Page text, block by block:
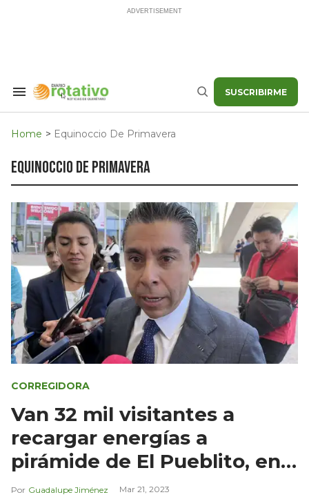
Search
Navigation
Buscar SUSCRIBIRME
Home > Equinoccio De Primavera
equinoccio de primavera
CORREGIDORA
Van 32 mil visitantes a
recargar energías a
pirámide de El Pueblito, en
Corregidora
Guadalupe Jiménez Mar 21, 2023